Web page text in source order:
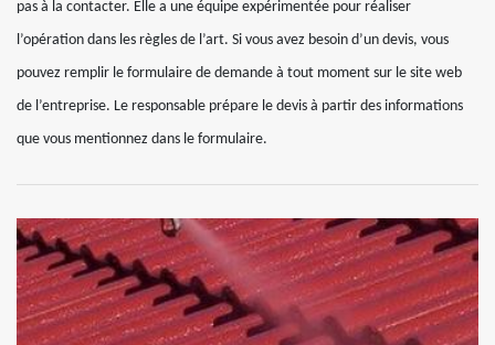
pas à la contacter. Elle a une équipe expérimentée pour réaliser
l’opération dans les règles de l’art. Si vous avez besoin d’un devis, vous
pouvez remplir le formulaire de demande à tout moment sur le site web
de l’entreprise. Le responsable prépare le devis à partir des informations
que vous mentionnez dans le formulaire.